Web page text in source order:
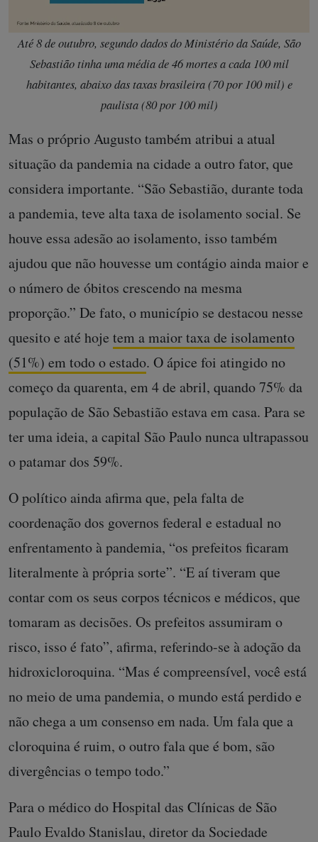
Até 8 de outubro, segundo dados do Ministério da Saúde, São
Sebastião tinha uma média de 46 mortes a cada 100 mil
habitantes, abaixo das taxas brasileira (70 por 100 mil) e
paulista (80 por 100 mil)
Mas o próprio Augusto também atribui a atual
situação da pandemia na cidade a outro fator, que
considera importante. “São Sebastião, durante toda
a pandemia, teve alta taxa de isolamento social. Se
houve essa adesão ao isolamento, isso também
ajudou que não houvesse um contágio ainda maior e
o número de óbitos crescendo na mesma
proporção.” De fato, o município se destacou nesse
quesito e até hoje tem a maior taxa de isolamento
(51%) em todo o estado. O ápice foi atingido no
começo da quarenta, em 4 de abril, quando 75% da
população de São Sebastião estava em casa. Para se
ter uma ideia, a capital São Paulo nunca ultrapassou
o patamar dos 59%.
O político ainda afirma que, pela falta de
coordenação dos governos federal e estadual no
enfrentamento à pandemia, “os prefeitos ficaram
literalmente à própria sorte”. “E aí tiveram que
contar com os seus corpos técnicos e médicos, que
tomaram as decisões. Os prefeitos assumiram o
risco, isso é fato”, afirma, referindo-se à adoção da
hidroxicloroquina. “Mas é compreensível, você está
no meio de uma pandemia, o mundo está perdido e
não chega a um consenso em nada. Um fala que a
cloroquina é ruim, o outro fala que é bom, são
divergências o tempo todo.”
Para o médico do Hospital das Clínicas de São
Paulo Evaldo Stanislau, diretor da Sociedade